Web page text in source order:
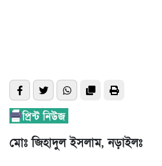
মোঃ জিহাদুল ইসলাম, নড়াইলঃ